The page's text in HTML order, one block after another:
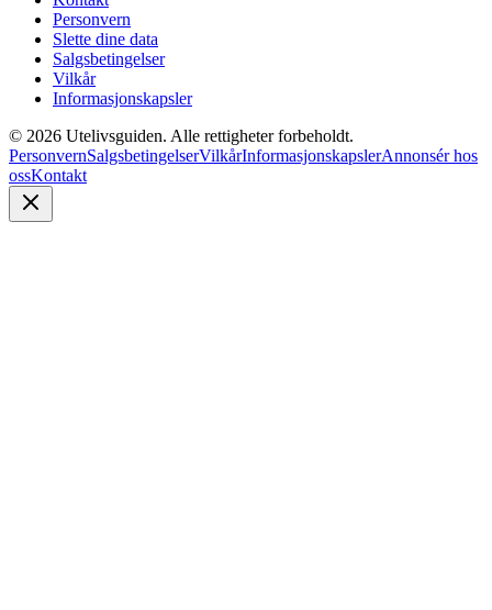
Personvern
Slette dine data
Salgsbetingelser
Vilkår
Informasjonskapsler
© 2026 Utelivsguiden. Alle rettigheter forbeholdt.
PersonvernSalgsbetingelserVilkårInformasjonskapslerAnnonsér hos
ossKontakt